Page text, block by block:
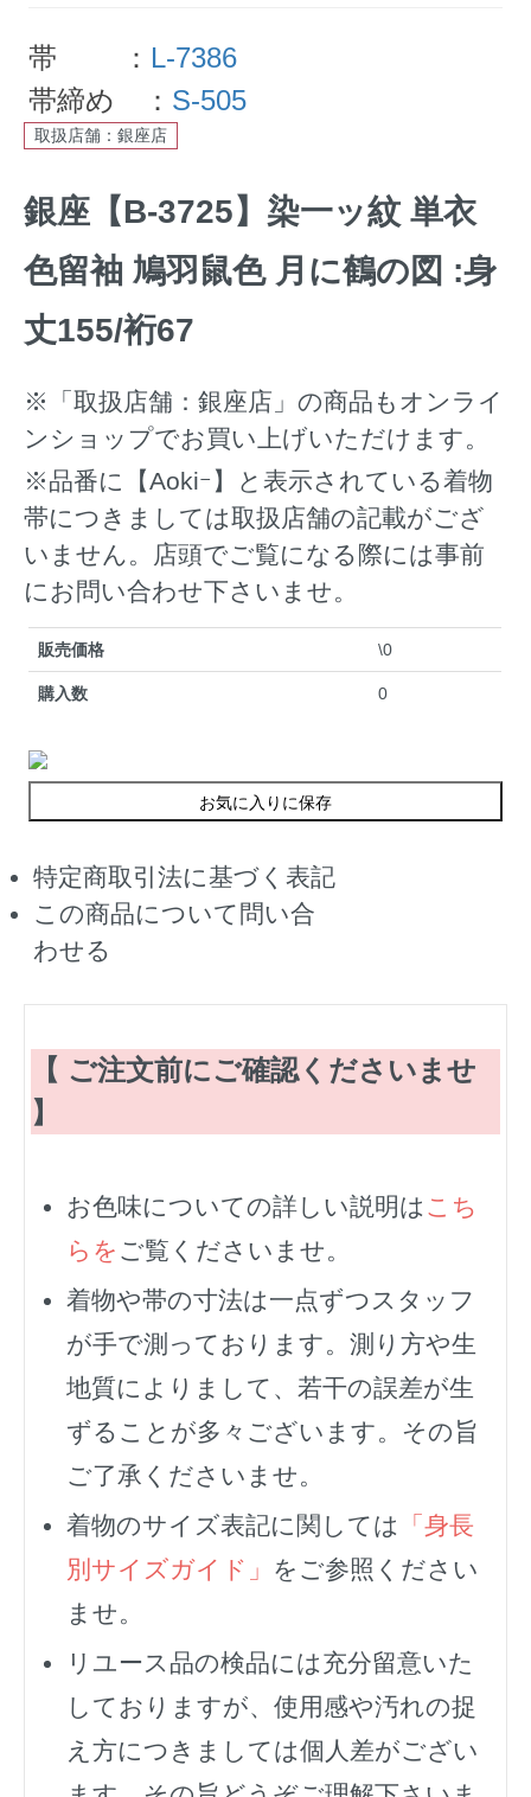
帯 ： L-7386
帯締め ： S-505
取扱店舗：銀座店
銀座【B-3725】染一ッ紋 単衣
色留袖 鳩羽鼠色 月に鶴の図 :身
丈155/裄67
※「取扱店舗：銀座店」の商品もオンライ
ンショップでお買い上げいただけます。
※品番に【Aokiｰ】と表示されている着物
帯につきましては取扱店舗の記載がござ
いません。店頭でご覧になる際には事前
にお問い合わせ下さいませ。
販売価格 \0
購入数 0
お気に入りに保存
特定商取引法に基づく表記
この商品について問い合
わせる
【 ご注文前にご確認くださいませ
】
お色味についての詳しい説明は こち
らを ご覧くださいませ。
着物や帯の寸法は一点ずつスタッフ
が手で測っております。測り方や生
地質によりまして、若干の誤差が生
ずることが多々ございます。その旨
ご了承くださいませ。
着物のサイズ表記に関しては
「身長
別サイズガイド」 をご参照ください
ませ。
リユース品の検品には充分留意いた
しておりますが、使用感や汚れの捉
え方につきましては個人差がござい